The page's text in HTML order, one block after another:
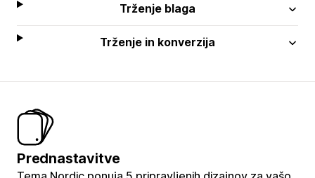
Trženje blaga
Trženje in konverzija
Prednastavitve